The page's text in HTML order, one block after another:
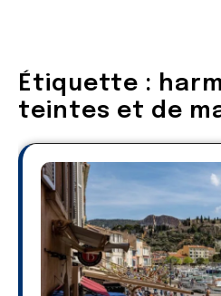
Étiquette :
teintes et de